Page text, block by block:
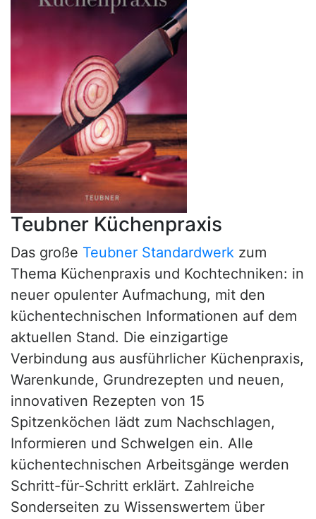
Teubner Küchenpraxis
Das große Teubner Standardwerk zum
Thema Küchenpraxis und Kochtechniken: in
neuer opulenter Aufmachung, mit den
küchentechnischen Informationen auf dem
aktuellen Stand. Die einzigartige
Verbindung aus ausführlicher Küchenpraxis,
Warenkunde, Grundrezepten und neuen,
innovativen Rezepten von 15
Spitzenköchen lädt zum Nachschlagen,
Informieren und Schwelgen ein. Alle
küchentechnischen Arbeitsgänge werden
Schritt-für-Schritt erklärt. Zahlreiche
Sonderseiten zu Wissenswertem über